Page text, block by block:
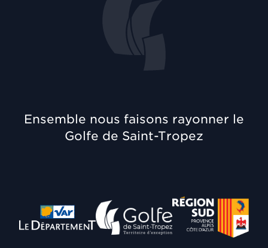
Ensemble nous faisons rayonner le
Golfe de Saint-Tropez
Département du VarCommunauté de Communes